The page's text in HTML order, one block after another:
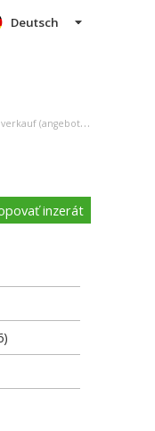
Deutsch
Topoľčany
inzerát